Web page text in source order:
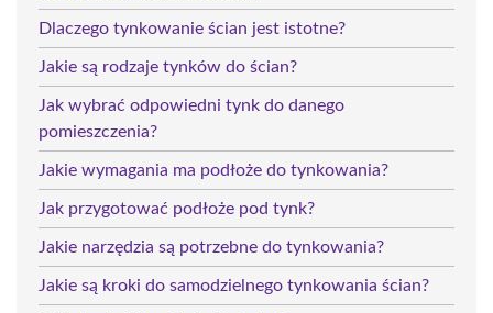
Dlaczego tynkowanie ścian jest istotne?
Jakie są rodzaje tynków do ścian?
Jak wybrać odpowiedni tynk do danego
pomieszczenia?
Jakie wymagania ma podłoże do tynkowania?
Jak przygotować podłoże pod tynk?
Jakie narzędzia są potrzebne do tynkowania?
Jakie są kroki do samodzielnego tynkowania ścian?